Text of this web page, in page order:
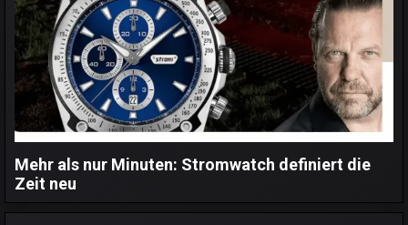
Mehr als nur Minuten: Stromwatch definiert die
Zeit neu